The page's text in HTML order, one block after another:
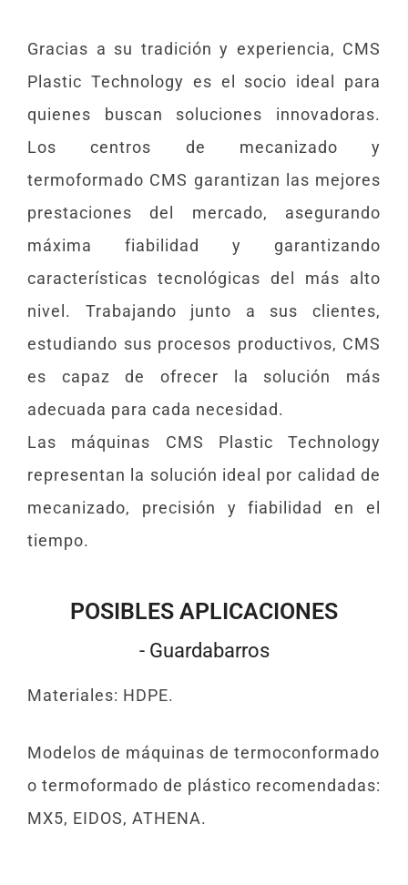
Gracias a su tradición y experiencia, CMS
Plastic Technology es el socio ideal para
quienes buscan soluciones innovadoras.
Los centros de mecanizado y
termoformado CMS garantizan las mejores
prestaciones del mercado, asegurando
máxima fiabilidad y garantizando
características tecnológicas del más alto
nivel. Trabajando junto a sus clientes,
estudiando sus procesos productivos, CMS
es capaz de ofrecer la solución más
adecuada para cada necesidad.
Las máquinas CMS Plastic Technology
representan la solución ideal por calidad de
mecanizado, precisión y fiabilidad en el
tiempo.
POSIBLES APLICACIONES
- Guardabarros
Materiales: HDPE.
Modelos de máquinas de termoconformado
o termoformado de plástico recomendadas:
MX5, EIDOS, ATHENA.